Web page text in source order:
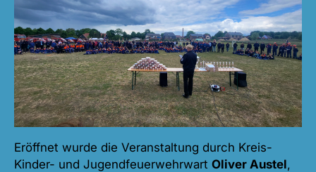
Eröffnet wurde die Veranstaltung durch Kreis-
Kinder- und Jugendfeuerwehrwart Oliver Austel,